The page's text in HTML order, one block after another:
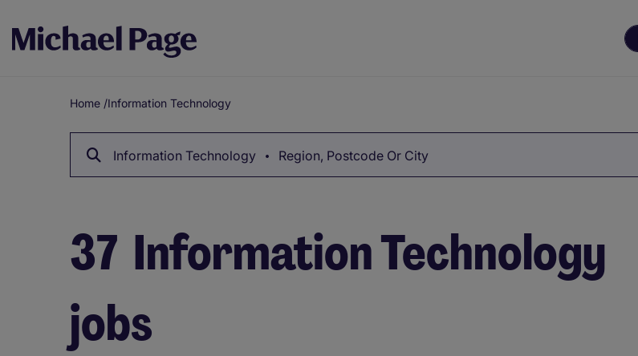
Breadcrumb
Home /Information Technology
Information Technology Region, Postcode Or City
37 Information Technology
jobs